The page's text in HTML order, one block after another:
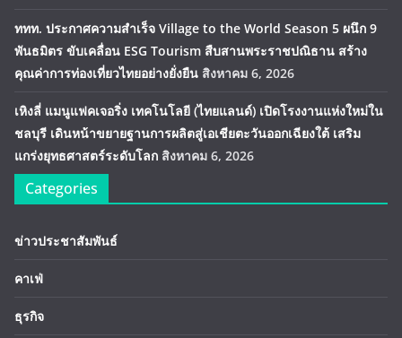
ททท. ประกาศความสำเร็จ Village to the World Season 5 ผนึก 9
พันธมิตร ขับเคลื่อน ESG Tourism สืบสานพระราชปณิธาน สร้าง
คุณค่าการท่องเที่ยวไทยอย่างยั่งยืน สิงหาคม 6, 2026
เหิงลี่ แมนูแฟคเจอริ่ง เทคโนโลยี (ไทยแลนด์) เปิดโรงงานแห่งใหม่ใน
ชลบุรี เดินหน้าขยายฐานการผลิตสู่เอเชียตะวันออกเฉียงใต้ เสริม
แกร่งยุทธศาสตร์ระดับโลก สิงหาคม 6, 2026
Categories
ข่าวประชาสัมพันธ์
คาเฟ่
ธุรกิจ